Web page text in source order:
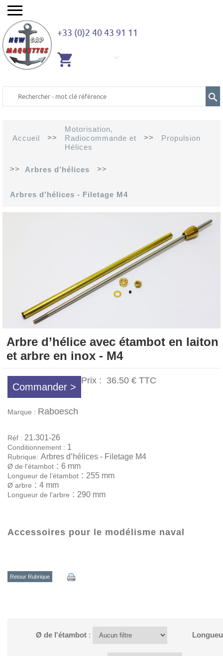
+33 (0)2 40 43 91 11
Accueil >>
Motorisation,
Radiocommande et
Hélices
>> Propulsion
>> Arbres d’hélices >>
Arbres d’hélices - Filetage M4
Arbre d’hélice avec étambot en laiton
et arbre en inox - M4
Commander >
Prix : 36.50 € TTC
Marque : Raboesch
Réf : 21.301-26
Conditionnement : 1
Rubrique: Arbres d’hélices - Filetage M4
Ø de l'étambot : 6 mm
Longueur de l’étambot : 255 mm
Ø arbre : 4 mm
Longueur de l'arbre : 290 mm
Accessoires pour le modélisme naval
Retour Rubrique
Ø de l'étambot :